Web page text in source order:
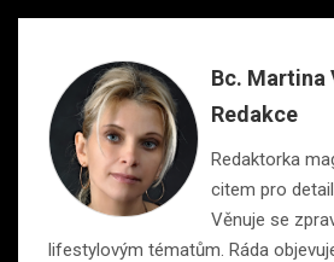
Bc. Martina
Redakce
Redaktorka
citem pro
Věnuje se
lifestylovým tématům. Ráda